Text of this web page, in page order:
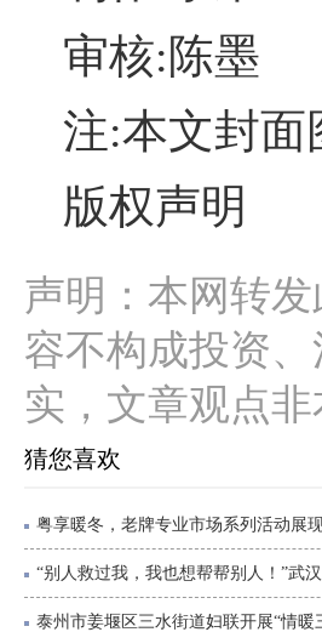
审核:陈墨
注:本文封
版权声明
声明：本网转
容不构成投资
实，文章观点
猜您喜欢
粤享暖冬，老牌专业市场系列活动展
“别人救过我，我也想帮帮别人！”武
泰州市姜堰区三水街道妇联开展“情暖